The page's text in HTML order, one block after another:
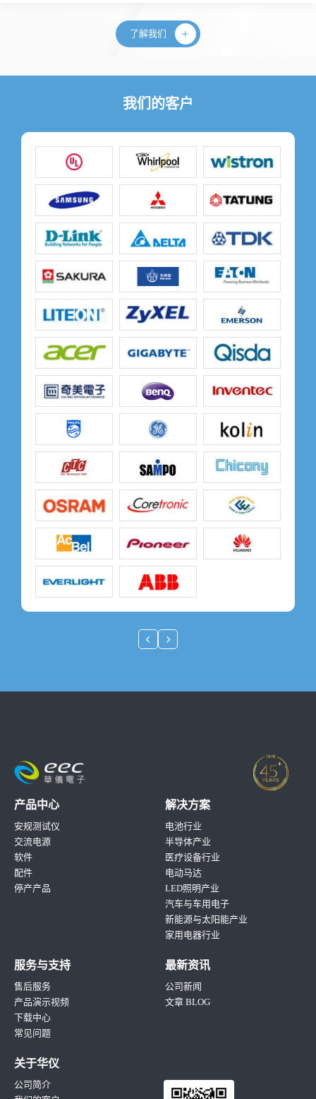
了解我们
我们的客户
产品中心
安规测试仪
交流电源
软件
配件
停产产品
解决方案
电池行业
半导体产业
医疗设备行业
电动马达
LED照明产业
汽车与车用电子
新能源与太阳能产业
家用电器行业
服务与支持
售后服务
产品演示视频
下载中心
常见问题
最新资讯
公司新闻
文章 BLOG
关于华仪
公司简介